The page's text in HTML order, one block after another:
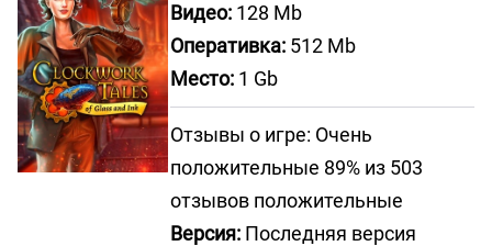
Видео: 128 Mb
Оперативка: 512 Mb
Место: 1 Gb
Отзывы о игре: Очень
положительные 89% из 503
отзывов положительные
Версия: Последняя версия